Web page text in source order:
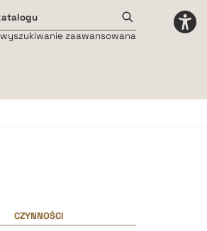
wyszukiwanie zaawansowana
CZYNNOŚCI